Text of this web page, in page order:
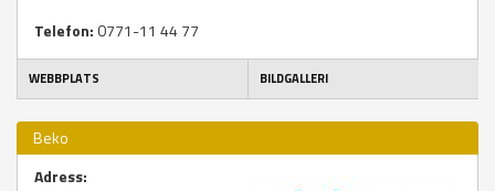
Telefon: 0771-11 44 77
WEBBPLATS BILDGALLERI
Beko
Adress: